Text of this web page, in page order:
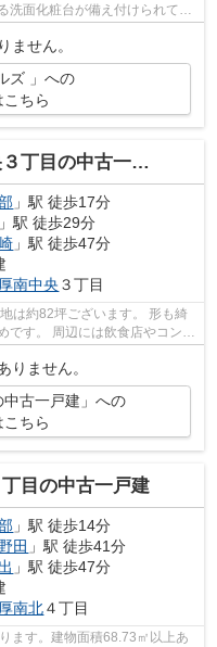
面化粧台が備え付けられてい
ません。
ズ 」への
ちら
目の中古一戸建
」駅 徒歩17分
」駅 徒歩29分
」駅 徒歩47分
厚南中央 ３丁目
は約82坪ございます。 形も綺
です。 周辺には飲食店やコンビ
りません。
中古一戸建」への
ちら
目の中古一戸建
」駅 徒歩14分
田 」駅 徒歩41分
」駅 徒歩47分
厚南北４丁目
ます。建物面積68.73㎡以上あ